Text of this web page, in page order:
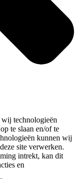
wij technologieën
te slaan en/of te
kunnen wij
site verwerken.
intrekt, kan dit
en